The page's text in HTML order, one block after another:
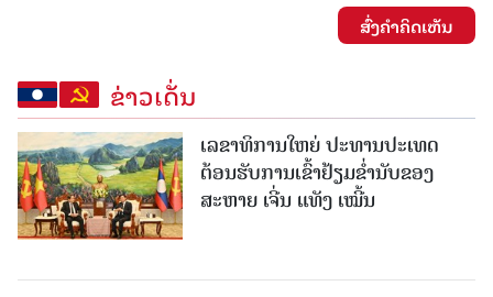
ສົ່ງຄໍາຄິດເຫັນ
ຂ່າວເດັ່ນ
ເລຂາທິການໃຫຍ່ ປະທານປະເທດ
ຕ້ອນຮັບການເຂົ້າຢ້ຽມຂໍ່ານັບຂອງ
ສະຫາຍ ເຈີ່ນ ແທັງ ເໝີ້ນ